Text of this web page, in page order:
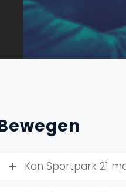
Kan Sportpark 21